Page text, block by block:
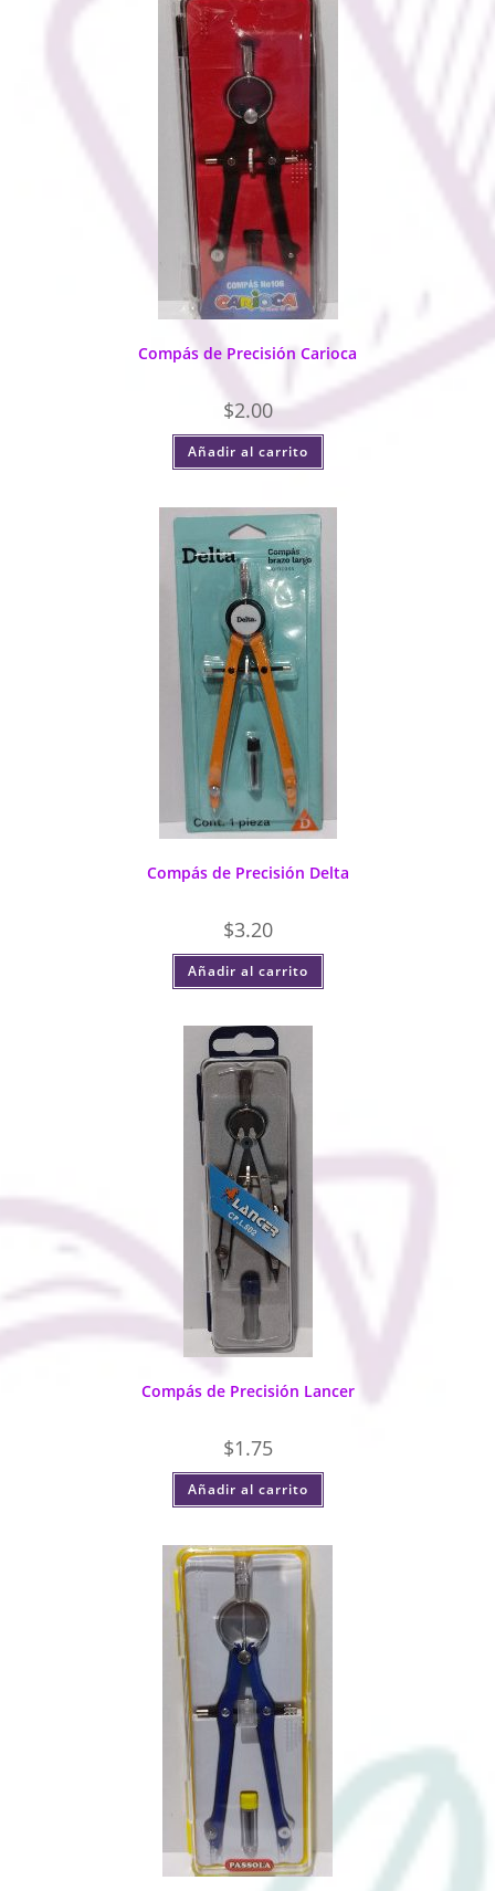
Compás de Precisión Carioca
$2.00
Añadir al carrito
Compás de Precisión Delta
$3.20
Añadir al carrito
Compás de Precisión Lancer
$1.75
Añadir al carrito